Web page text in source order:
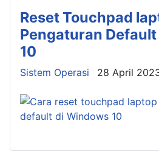
Reset Touchpad
Pengaturan
10
Details
Sistem Operasi 28 April